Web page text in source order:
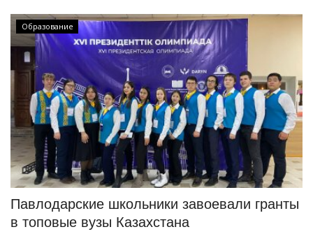
Образование
Павлодарские школьники завоевали гранты
в топовые вузы Казахстана